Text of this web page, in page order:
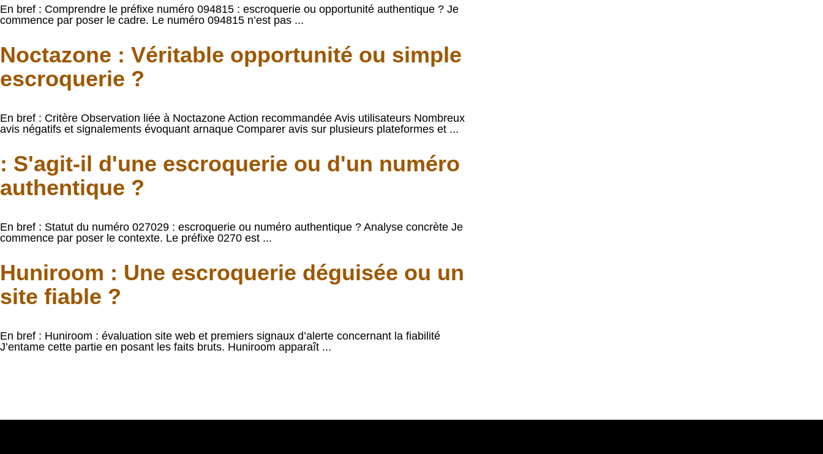
En bref : Comprendre le préfixe numéro 094815 : escroquerie ou opportunité authentique ? Je
commence par poser le cadre. Le numéro 094815 n’est pas ...
Noctazone : Véritable opportunité ou simple
escroquerie ?
En bref : Critère Observation liée à Noctazone Action recommandée Avis utilisateurs Nombreux
avis négatifs et signalements évoquant arnaque Comparer avis sur plusieurs plateformes et ...
: S'agit-il d'une escroquerie ou d'un numéro
authentique ?
En bref : Statut du numéro 027029 : escroquerie ou numéro authentique ? Analyse concrète Je
commence par poser le contexte. Le préfixe 0270 est ...
Huniroom : Une escroquerie déguisée ou un
site fiable ?
En bref : Huniroom : évaluation site web et premiers signaux d’alerte concernant la fiabilité
J’entame cette partie en posant les faits bruts. Huniroom apparaît ...